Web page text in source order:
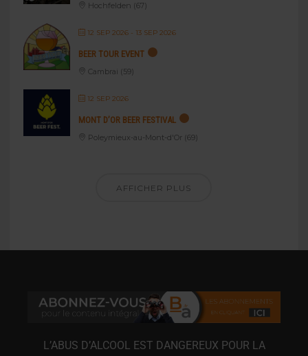
Hochfelden (67)
12 SEP 2026- 13 SEP 2026
BEER TOUR EVENT
Cambrai (59)
12 SEP 2026
MONT D’OR BEER FESTIVAL
Poleymieux-au-Mont-d'Or (69)
AFFICHER PLUS
L’ABUS D’ALCOOL EST DANGEREUX POUR LA